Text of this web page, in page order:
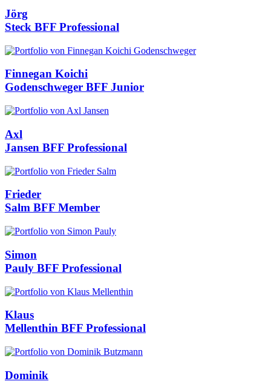
Jörg
Steck BFF Professional
Finnegan Koichi
Godenschweger BFF Junior
Axl
Jansen BFF Professional
Frieder
Salm BFF Member
Simon
Pauly BFF Professional
Klaus
Mellenthin BFF Professional
Dominik